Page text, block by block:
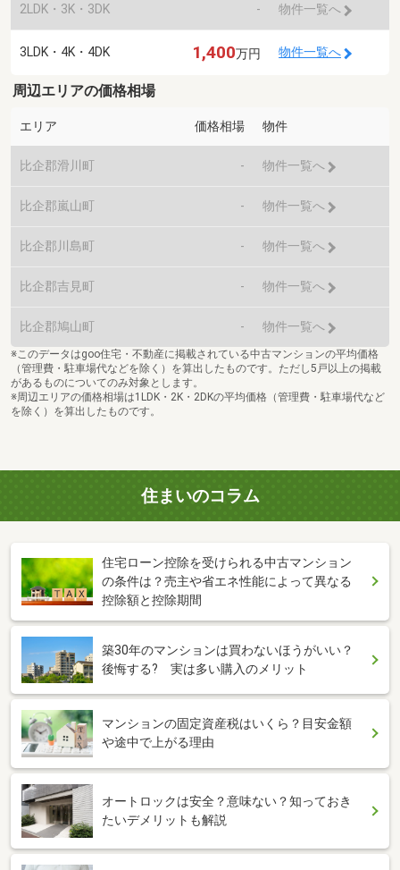
2LDK・3K・3DK - 物件一覧へ
3LDK・4K・4DK 1,400万円 物件一覧へ
周辺エリアの価格相場
エリア 価格相場 物件
比企郡滑川町 - 物件一覧へ
比企郡嵐山町 - 物件一覧へ
比企郡川島町 - 物件一覧へ
比企郡吉見町 - 物件一覧へ
比企郡鳩山町 - 物件一覧へ
※このデータはgoo住宅・不動産に掲載されている中古マンションの平均価格
（管理費・駐車場代などを除く）を算出したものです。ただし5戸以上の掲載
があるものについてのみ対象とします。
※周辺エリアの価格相場は1LDK・2K・2DKの平均価格（管理費・駐車場代など
を除く）を算出したものです。
住まいのコラム
住宅ローン控除を受けられる中古マンション
の条件は？売主や省エネ性能によって異なる
控除額と控除期間
築30年のマンションは買わないほうがいい？
後悔する? 実は多い購入のメリット
マンションの固定資産税はいくら？目安金額
や途中で上がる理由
オートロックは安全？意味ない？知っておき
たいデメリットも解説